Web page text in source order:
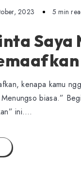
2023 5 min
Saya
kenapa kamu
biasa.”
ini….